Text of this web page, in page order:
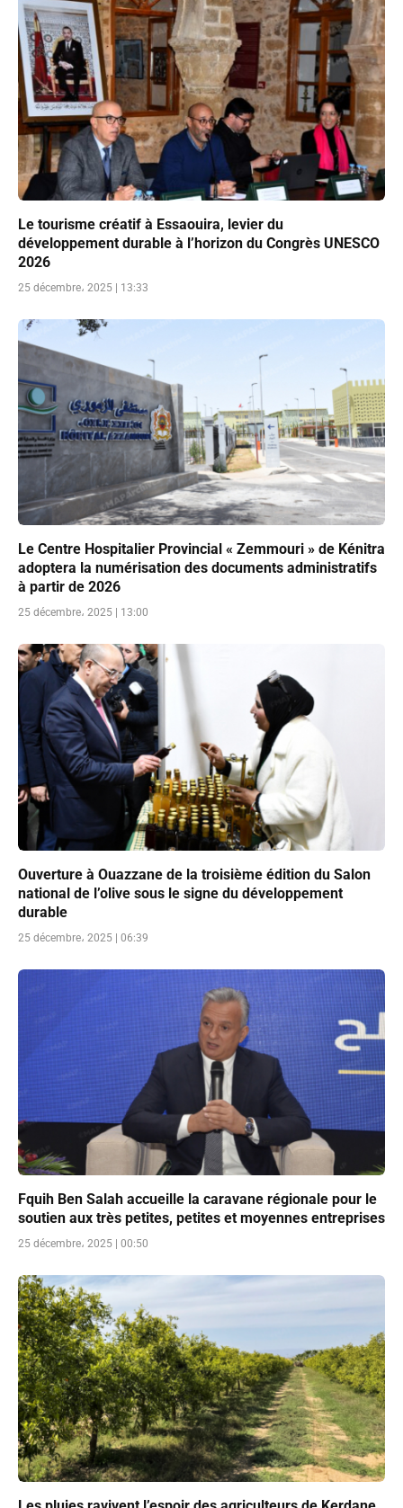
Le tourisme créatif à Essaouira, levier du
développement durable à l’horizon du Congrès UNESCO
2026
25 décembre، 2025 | 13:33
Le Centre Hospitalier Provincial « Zemmouri » de Kénitra
adoptera la numérisation des documents administratifs
à partir de 2026
25 décembre، 2025 | 13:00
Ouverture à Ouazzane de la troisième édition du Salon
national de l’olive sous le signe du développement
durable
25 décembre، 2025 | 06:39
Fquih Ben Salah accueille la caravane régionale pour le
soutien aux très petites, petites et moyennes entreprises
25 décembre، 2025 | 00:50